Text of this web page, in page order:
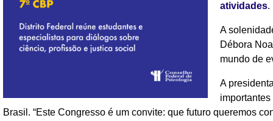
atividades.
A
Débora
mundo de
A
Brasil. “Este Congresso é um convite: que futuro queremos